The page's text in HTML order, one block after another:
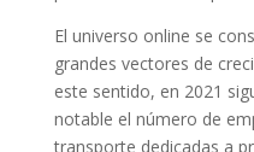
El universo online se
grandes vectores de
este sentido, en 2021
notable el número de
transporte dedicadas a